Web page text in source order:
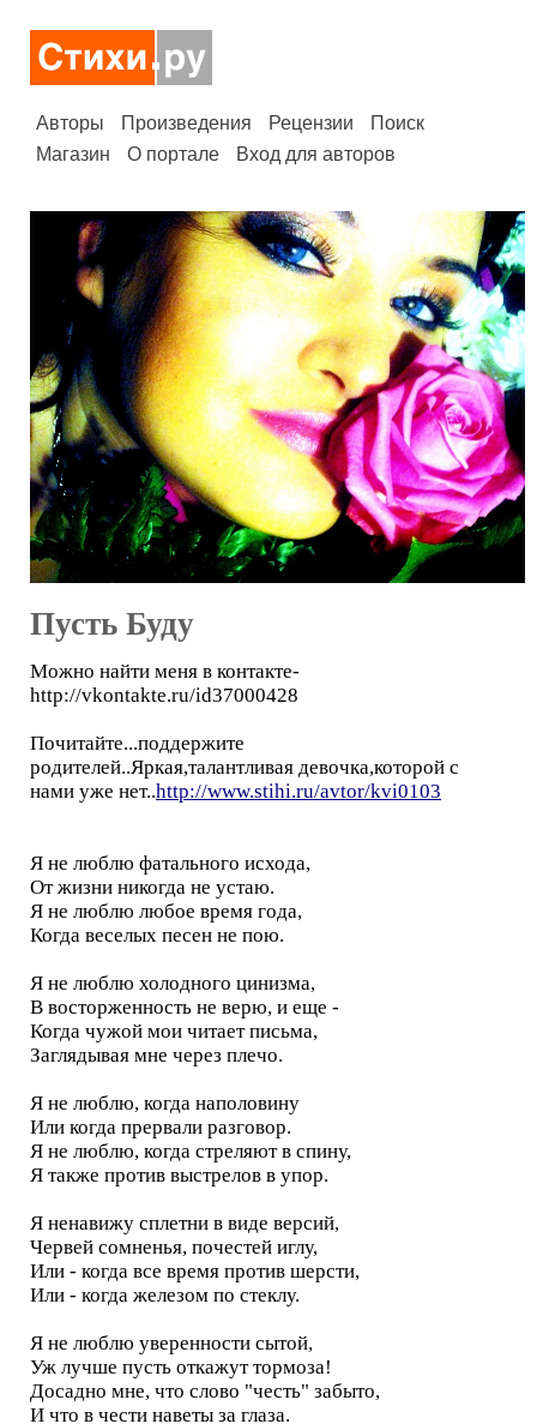
Авторы Произведения Рецензии
Поиск
Магазин
О портале Вход для авторов
Пусть Буду
Можно найти меня в контакте-
http://vkontakte.ru/id37000428
Почитайте...поддержите
родителей..Яркая,талантливая девочка,которой с
нами уже нет..http://www.stihi.ru/avtor/kvi0103
Я не люблю фатального исхода,
От жизни никогда не устаю.
Я не люблю любое время года,
Когда веселых песен не пою.
Я не люблю холодного цинизма,
В восторженность не верю, и еще -
Когда чужой мои читает письма,
Заглядывая мне через плечо.
Я не люблю, когда наполовину
Или когда прервали разговор.
Я не люблю, когда стреляют в спину,
Я также против выстрелов в упор.
Я ненавижу сплетни в виде версий,
Червей сомненья, почестей иглу,
Или - когда все время против шерсти,
Или - когда железом по стеклу.
Я не люблю уверенности сытой,
Уж лучше пусть откажут тормоза!
Досадно мне, что слово "честь" забыто,
И что в чести наветы за глаза.